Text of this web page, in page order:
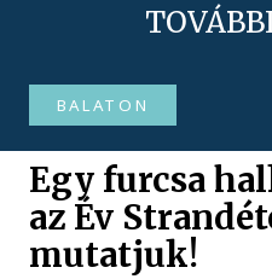
BALATON
Egy furcsa
az Év
mutatjuk!